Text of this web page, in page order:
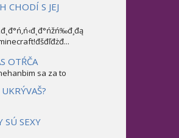
CHODÍ S JEJ
minecraft!đšđľđżđ...
OTŔČA
sa za to
SÚ SEXY